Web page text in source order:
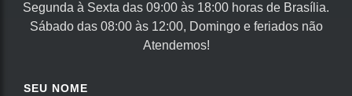
Segunda à Sexta das 09:00 às 18:00 horas de Brasília.
Sábado das 08:00 às 12:00, Domingo e feriados não
Atendemos!
SEU NOME